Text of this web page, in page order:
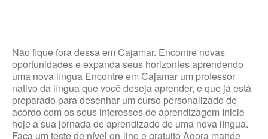
Não fique fora dessa em Cajamar. Encontre novas
oportunidades e expanda seus horizontes aprendendo
uma nova língua Encontre em Cajamar um professor
nativo da língua que você deseja aprender, e que já está
preparado para desenhar um curso personalizado de
acordo com os seus interesses de aprendizagem Inicie
hoje a sua jornada de aprendizado de uma nova língua.
Faça um teste de nível on-line e gratuito Agora mande